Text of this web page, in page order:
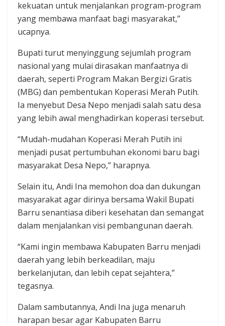
kekuatan untuk menjalankan program-program
yang membawa manfaat bagi masyarakat,”
ucapnya.
Bupati turut menyinggung sejumlah program
nasional yang mulai dirasakan manfaatnya di
daerah, seperti Program Makan Bergizi Gratis
(MBG) dan pembentukan Koperasi Merah Putih.
Ia menyebut Desa Nepo menjadi salah satu desa
yang lebih awal menghadirkan koperasi tersebut.
“Mudah-mudahan Koperasi Merah Putih ini
menjadi pusat pertumbuhan ekonomi baru bagi
masyarakat Desa Nepo,” harapnya.
Selain itu, Andi Ina memohon doa dan dukungan
masyarakat agar dirinya bersama Wakil Bupati
Barru senantiasa diberi kesehatan dan semangat
dalam menjalankan visi pembangunan daerah.
“Kami ingin membawa Kabupaten Barru menjadi
daerah yang lebih berkeadilan, maju
berkelanjutan, dan lebih cepat sejahtera,”
tegasnya.
Dalam sambutannya, Andi Ina juga menaruh
harapan besar agar Kabupaten Barru